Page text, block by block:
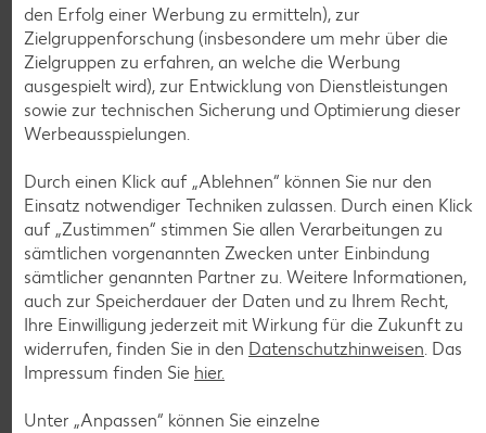
1.29
Diese Artikel findest du an unserer
Frischetheke
ROYAL ORANGE
Maasdam
je 100 g
0.69
Weitere Angebote anzeigen
den Erfolg einer Werbung zu ermitteln), zur
Zielgruppenforschung (insbesondere um mehr über die
Zielgruppen zu erfahren, an welche die Werbung
ausgespielt wird), zur Entwicklung von Dienstleistungen
sowie zur technischen Sicherung und Optimierung dieser
Werbeausspielungen.
Durch einen Klick auf „Ablehnen“ können Sie nur den
Einsatz notwendiger Techniken zulassen. Durch einen Klick
auf „Zustimmen“ stimmen Sie allen Verarbeitungen zu
sämtlichen vorgenannten Zwecken unter Einbindung
sämtlicher genannten Partner zu. Weitere Informationen,
auch zur Speicherdauer der Daten und zu Ihrem Recht,
Ihre Einwilligung jederzeit mit Wirkung für die Zukunft zu
widerrufen, finden Sie in den Datenschutzhinweisen. Das
Impressum finden Sie hier.
Unter „Anpassen“ können Sie einzelne